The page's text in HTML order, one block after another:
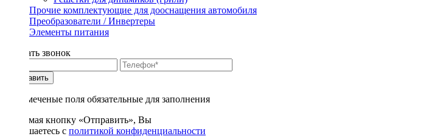
Прочие комплектующие для дооснащения автомобиля
Преобразователи / Инвертеры
Элементы питания
Заказать звонок
Отправить
* - отмеченые поля обязательные для заполнения
Нажимая кнопку «Отправить», Вы
соглашаетесь с политикой конфиденциальности